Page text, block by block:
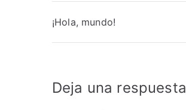
¡Hola, mundo!
Deja una respuesta